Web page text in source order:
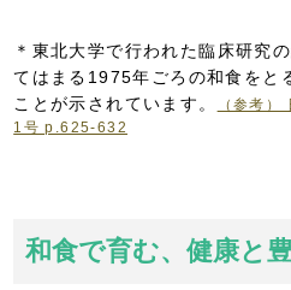
＊東北大学で行われた臨床研究
てはまる1975年ごろの和食をと
ことが示されています。
（参考
1号 p.625-632
和食で育む、健康と